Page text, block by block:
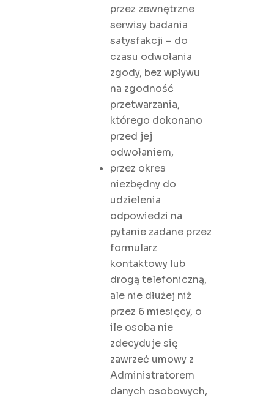
przez zewnętrzne
serwisy badania
satysfakcji – do
czasu odwołania
zgody, bez wpływu
na zgodność
przetwarzania,
którego dokonano
przed jej
odwołaniem,
przez okres
niezbędny do
udzielenia
odpowiedzi na
pytanie zadane przez
formularz
kontaktowy lub
drogą telefoniczną,
ale nie dłużej niż
przez 6 miesięcy, o
ile osoba nie
zdecyduje się
zawrzeć umowy z
Administratorem
danych osobowych,